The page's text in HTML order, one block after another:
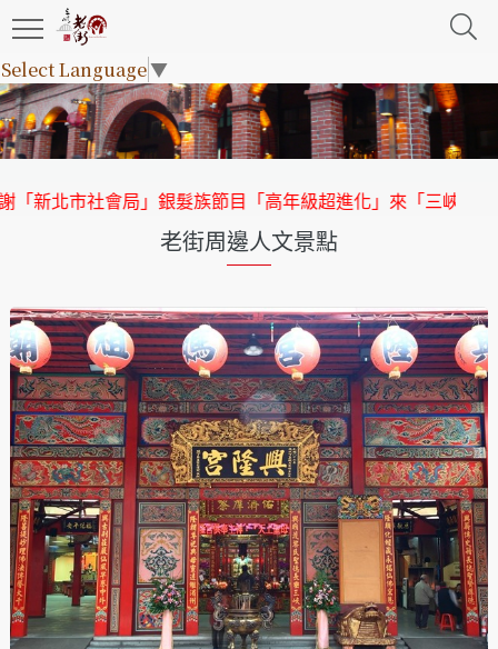
Select Language▼
銀髮族節目「高年級超進化」來「三峽老街」取景 【協會
老街周邊人文景點